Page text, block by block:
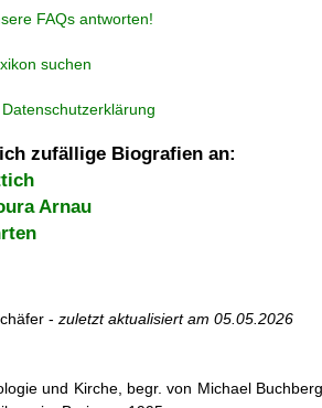
FAQs antworten!
suchen
Datenschutzerklärung
zufällige Biografien an:
Arnau
- zuletzt aktualisiert am 05.05.2026
und Kirche, begr. von Michael